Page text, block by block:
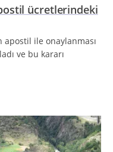
ücretlerindeki
apostil ile onaylanması
ve bu kararı